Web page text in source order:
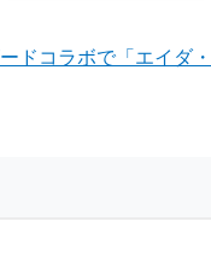
ト・剣持刀也・周央サ
ドコラボで「エイダ